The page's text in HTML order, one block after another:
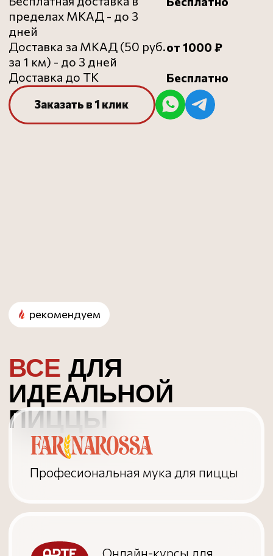
ВСЕ
ИДЕАЛЬНОЙ
ПИЦЦЫ
Професиональная мука для пиццы